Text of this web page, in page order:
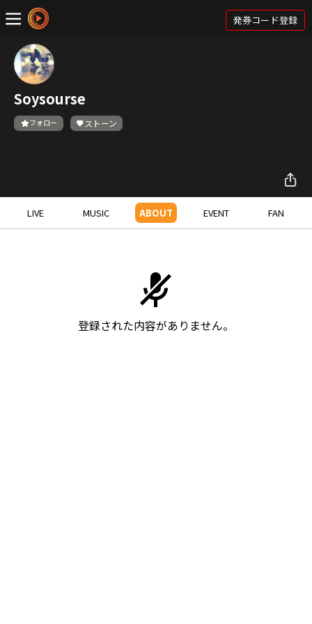
発券コード登録
Soysourse
フォロー ストーン
LIVE MUSIC ABOUT EVENT FAN
登録された内容がありません。